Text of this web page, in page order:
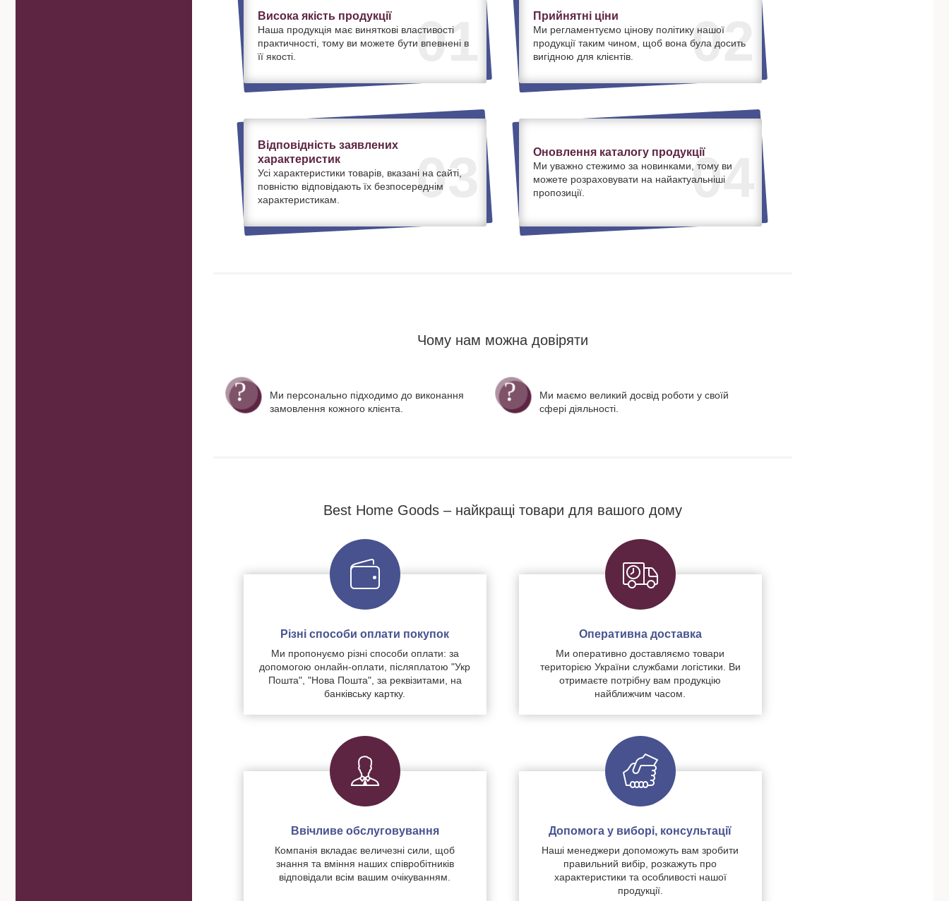
01
Висока якість продукції
Наша продукція має виняткові властивості
практичності, тому ви можете бути впевнені в
її якості.
02
Прийнятні ціни
Ми регламентуємо цінову політику нашої
продукції таким чином, щоб вона була досить
вигідною для клієнтів.
03
Відповідність заявлених
характеристик
Усі характеристики товарів, вказані на сайті,
повністю відповідають їх безпосереднім
характеристикам.
04
Оновлення каталогу продукції
Ми уважно стежимо за новинками, тому ви
можете розраховувати на найактуальніші
пропозиції.
Чому нам можна довіряти
Ми персонально підходимо до виконання
замовлення кожного клієнта.
Ми маємо великий досвід роботи у своїй
сфері діяльності.
Best Home Goods – найкращі товари для вашого дому
Різні способи оплати покупок
Ми пропонуємо різні способи оплати: за
допомогою онлайн-оплати, післяплатою "Укр
Пошта", "Нова Пошта", за реквізитами, на
банківську картку.
Оперативна доставка
Ми оперативно доставляємо товари
територією України службами логістики. Ви
отримаєте потрібну вам продукцію
найближчим часом.
Ввічливе обслуговування
Компанія вкладає величезні сили, щоб
знання та вміння наших співробітників
відповідали всім вашим очікуванням.
Допомога у виборі, консультації
Наші менеджери допоможуть вам зробити
правильний вибір, розкажуть про
характеристики та особливості нашої
продукції.